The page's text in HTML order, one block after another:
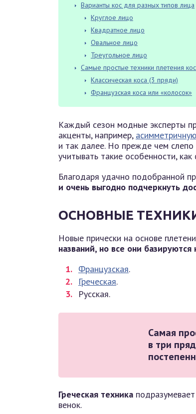
Варианты кос для разных типов лица
Круглое лицо
Квадратное лицо
Овальное лицо
Треугольное лицо
Самые простые техники плетения
Классическая коса (3 пряди)
Французская коса или «колосок»
Каждый сезон модные эксперты
акценты, например,
и так далее. Но прежде чем
учитывать такие особенности,
Благодаря удачно подобранной
и очень выгодно подчеркнуть
ОСНОВНЫЕ
Новые прически на основе
названий, но все они
Французская.
Греческая.
Русская.
Самая
в три
Греческая техника
венок.